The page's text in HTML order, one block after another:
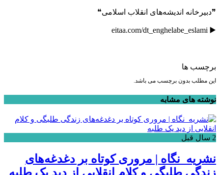
❞دبیرخانه اندیشه‌های انقلاب اسلامی❝
▶️ eitaa.com/dt_enghelabe_eslami
برچسب ها
این مطلب بدون برچسب می باشد.
نوشته های مشابه
2 سال قبل
نشریه_نگاه | مروری کوتاه بر دغدغه‌های